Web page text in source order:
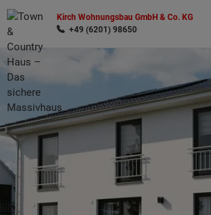
Kirch Wohnungsbau GmbH & Co. KG
+49 (6201) 98650
Wonach möchten Sie